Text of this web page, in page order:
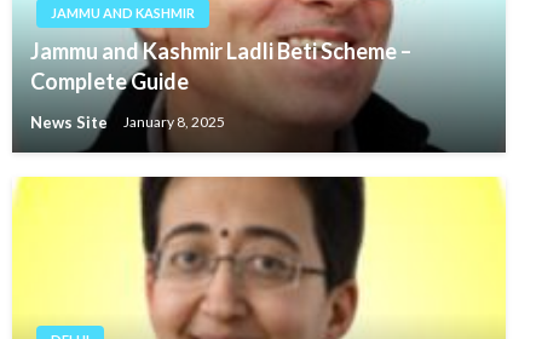
JAMMU AND KASHMIR
Jammu and Kashmir Ladli Beti Scheme –
Complete Guide
News Site January 8, 2025